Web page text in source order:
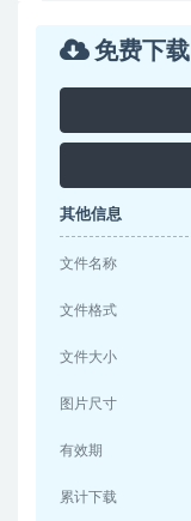
免费下载
其他信息
文件名称
文件格式
文件大小
图片尺寸
有效期
累计下载